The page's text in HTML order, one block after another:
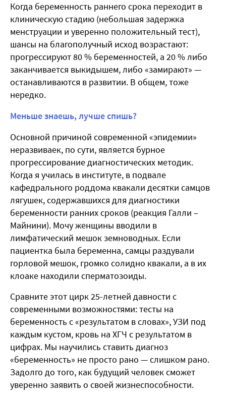
Когда беременность раннего срока переходит в
клиническую стадию (небольшая задержка
менструации и уверенно положительный тест),
шансы на благополучный исход возрастают:
прогрессируют 80 % беременностей, а 20 % либо
заканчивается выкидышем, либо «замирают» —
останавливаются в развитии. В общем, тоже
нередко.
Меньше знаешь, лучше спишь?
Основной причиной современной «эпидемии»
неразвиваек, по сути, является бурное
прогрессирование диагностических методик.
Когда я училась в институте, в подвале
кафедрального роддома квакали десятки самцов
лягушек, содержавшихся для диагностики
беременности ранних сроков (реакция Галли –
Майнини). Мочу женщины вводили в
лимфатический мешок земноводных. Если
пациентка была беременна, самцы раздували
горловой мешок, громко солидно квакали, а в их
клоаке находили сперматозоиды.
Сравните этот цирк 25-летней давности с
современными возможностями: тесты на
беременность с «результатом в словах», УЗИ под
каждым кустом, кровь на ХГЧ с результатом в
цифрах. Мы научились ставить диагноз
«беременность» не просто рано — слишком рано.
Задолго до того, как будущий человек сможет
уверенно заявить о своей жизнеспособности.